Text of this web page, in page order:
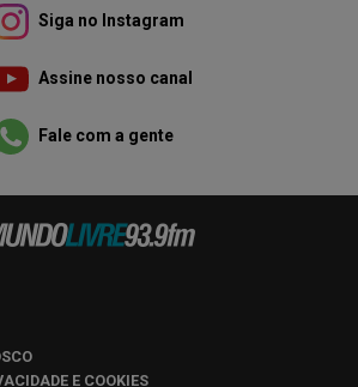
Siga no Instagram
Assine nosso canal
Fale com a gente
E COOKIES